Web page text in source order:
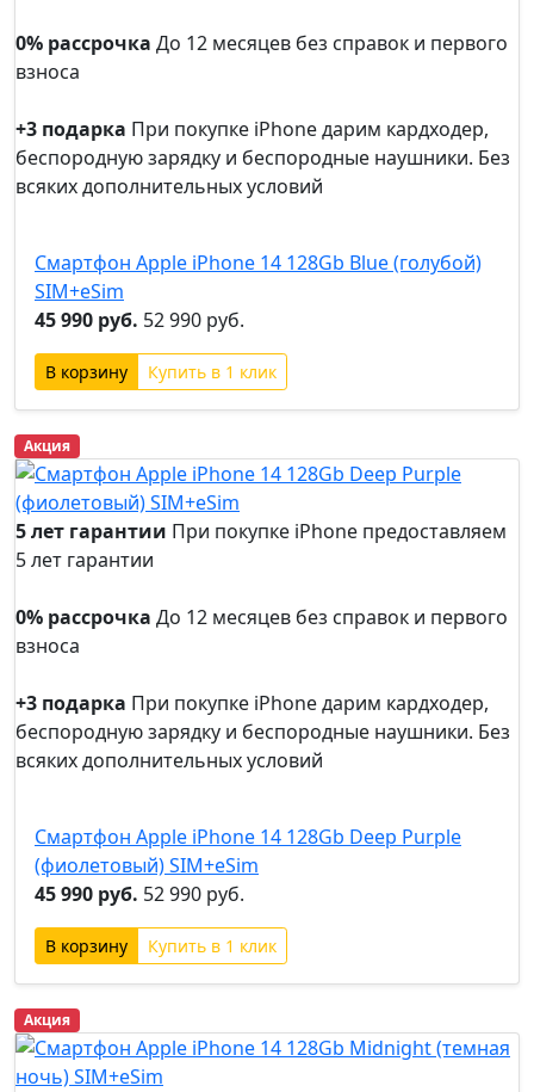
0% рассрочка До 12 месяцев без справок и первого
взноса
+3 подарка При покупке iPhone дарим кардходер,
беспородную зарядку и беспородные наушники. Без
всяких дополнительных условий
Смартфон Apple iPhone 14 128Gb Blue (голубой)
SIM+eSim
45 990 руб. 52 990 руб.
Купить в 1 клик
Акция
5 лет гарантии При покупке iPhone предоставляем
5 лет гарантии
0% рассрочка До 12 месяцев без справок и первого
взноса
+3 подарка При покупке iPhone дарим кардходер,
беспородную зарядку и беспородные наушники. Без
всяких дополнительных условий
Смартфон Apple iPhone 14 128Gb Deep Purple
(фиолетовый) SIM+eSim
45 990 руб. 52 990 руб.
Купить в 1 клик
Акция